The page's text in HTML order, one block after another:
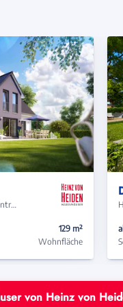
Heinz von Heiden Zentrale
129 m²
Wohnfläche
von Heinz von